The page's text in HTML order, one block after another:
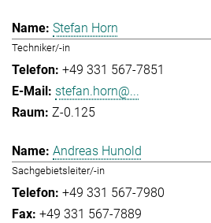
Stefan Horn
Techniker/-in
+49 331 567-7851
stefan.horn@...
Z-0.125
Andreas Hunold
Sachgebietsleiter/-in
+49 331 567-7980
+49 331 567-7889